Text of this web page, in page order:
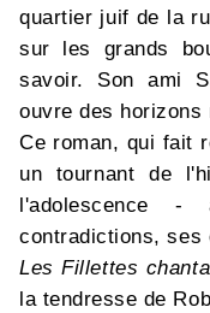
quartier juif de la
sur les grands
savoir. Son ami
ouvre des horizons
Ce roman, qui fait
un tournant de
l'adolescence
contradictions, ses
Les Fillettes
la tendresse de